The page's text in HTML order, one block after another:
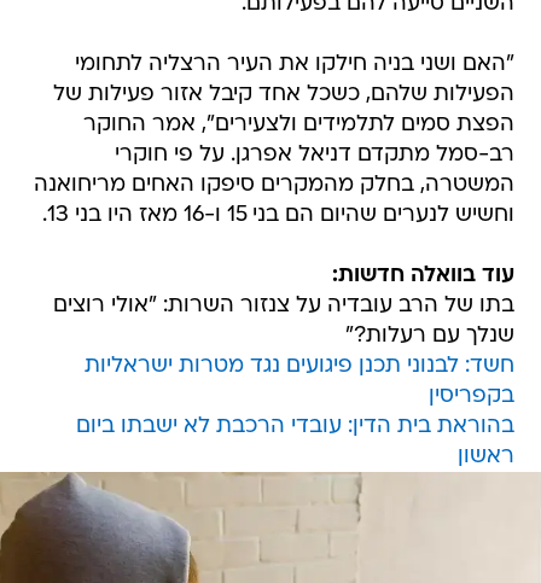
"האם ושני בניה חילקו את העיר הרצליה לתחומי
הפעילות שלהם, כשכל אחד קיבל אזור פעילות של
הפצת סמים לתלמידים ולצעירים", אמר החוקר
רב-סמל מתקדם דניאל אפרגן. על פי חוקרי
המשטרה, בחלק מהמקרים סיפקו האחים מריחואנה
וחשיש לנערים שהיום הם בני 15 ו-16 מאז היו בני 13.
עוד בוואלה חדשות:
בתו של הרב עובדיה על צנזור השרות: "אולי רוצים
שנלך עם רעלות?"
חשד: לבנוני תכנן פיגועים נגד מטרות ישראליות
בקפריסין
בהוראת בית הדין: עובדי הרכבת לא ישבתו ביום
ראשון